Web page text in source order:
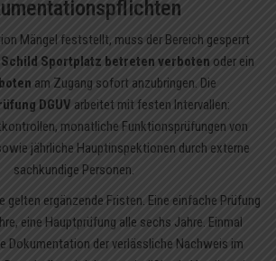
Mängel feststellt, muss der Bereich gesperrt
Schild Sportplatz betreten verboten oder ein
am Zugang sofort anzubringen. Die
DGUV arbeitet mit festen Intervallen:
monatliche Funktionsprüfungen von
jährliche Hauptinspektionen durch externe
sachkundige Personen.
gelten ergänzende Fristen. Eine einfache Prüfung
eine Hauptprüfung alle sechs Jahre. Einmal
Dokumentation der verlässliche Nachweis im